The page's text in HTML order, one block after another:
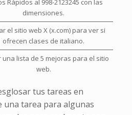
Rápidos al 998-2123245 con las
dimensiones.
el sitio web X (x.com) para ver si
ofrecen clases de italiano.
una lista de 5 mejoras para el sitio
web.
tus tareas en
una tarea para algunas